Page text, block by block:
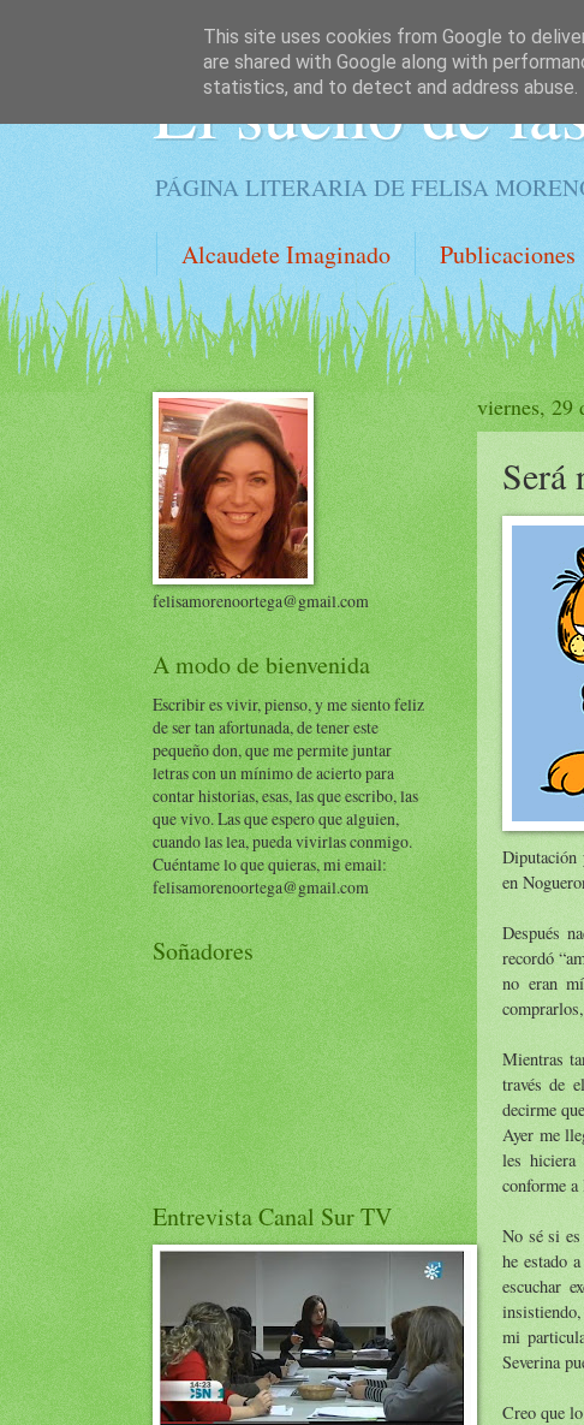
El sueño de
PÁGINA LITERARIA DE FELISA
Alcaudete Imaginado Publicaciones
viernes, 29
Será
Diputación
en
Después
recordó
no eran
Mientras
través de
decirme
Ayer me
les hiciera
conforme a
No sé si es
he estado
escuchar
mi
Severina
Creo que
felisamorenoortega@gmail.com
A modo de bienvenida
Escribir es vivir, pienso, y me siento feliz
de ser tan afortunada, de tener este
pequeño don, que me permite juntar
letras con un mínimo de acierto para
contar historias, esas, las que escribo, las
que vivo. Las que espero que alguien,
cuando las lea, pueda vivirlas conmigo.
Cuéntame lo que quieras, mi email:
felisamorenoortega@gmail.com
Soñadores
Entrevista Canal Sur TV
This site uses cookies from Google to
are shared with Google along with
statistics, and to detect and address abuse.